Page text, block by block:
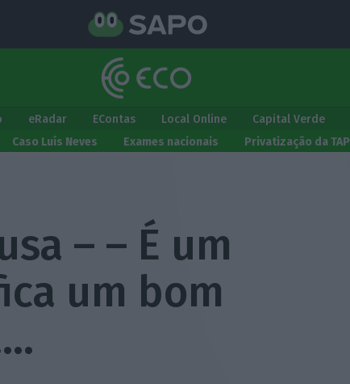
eRadar EContas Local Online Capital Verde
Caso Luís Neves Exames nacionais Privatização da TAP
– – É um
um bom